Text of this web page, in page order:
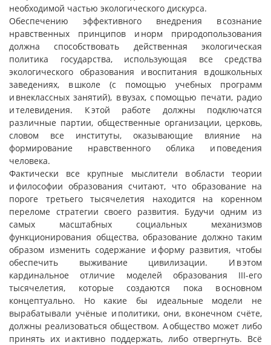
необходимой частью экологического дискурса.
Обеспечению эффективного внедрения в сознание
нравственных принципов и норм природопользования
должна способствовать действенная экологическая
политика государства, использующая все средства
экологического образования и воспитания в дошкольных
заведениях, в школе (с помощью учебных программ
и внеклассных занятий), в вузах, с помощью печати, радио
и телевидения. К этой работе должны подключатся
различные партии, общественные организации, церковь,
словом все институты, оказывающие влияние на
формирование нравственного облика и поведения
человека.
Фактически все крупные мыслители в области теории
и философии образования считают, что образование на
пороге третьего тысячелетия находится на коренном
переломе стратегии своего развития. Будучи одним из
самых масштабных социальных механизмов
функционирования общества, образование должно таким
образом изменить содержание и форму развития, чтобы
обеспечить выживание цивилизации. И в этом
кардинальное отличие моделей образования III-его
тысячелетия, которые создаются пока в основном
концептуально. Но какие бы идеальные модели не
вырабатывали учёные и политики, они, в конечном счёте,
должны реализоваться обществом. А общество может либо
принять их и активно поддержать, либо отвергнуть. Всё